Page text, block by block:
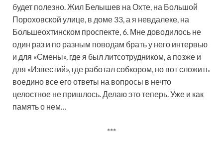
будет полезно. Жил Белышев на Охте, на Большой
Пороховской улице, в доме 33, а я невдалеке, на
Большеохтинском проспекте, 6. Мне доводилось не
один раз и по разным поводам брать у него интервью
и для «Смены», где я был литсотрудником, а позже и
для «Известий», где работал собкором, но вот сложить
воедино все его ответы на вопросы в нечто
целостное не пришлось. Делаю это теперь. Уже и как
память о нем…
***